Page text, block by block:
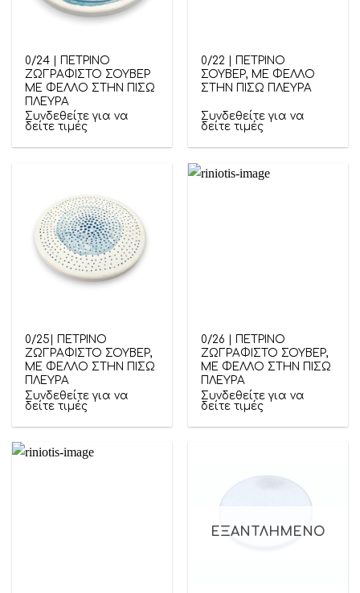
0/24 | ΠΕΤΡΙΝΟ
ΖΩΓΡΑΦΙΣΤΟ ΣΟΥΒΕΡ
ΜΕ ΦΕΛΛΟ ΣΤΗΝ ΠΙΣΩ
ΠΛΕΥΡΑ
Συνδεθείτε για να
δείτε τιμές
0/22 | ΠΕΤΡΙΝΟ
ΣΟΥΒΕΡ, ΜΕ ΦΕΛΛΟ
ΣΤΗΝ ΠΙΣΩ ΠΛΕΥΡΑ
Συνδεθείτε για να
δείτε τιμές
0/25| ΠΕΤΡΙΝΟ
ΖΩΓΡΑΦΙΣΤΟ ΣΟΥΒΕΡ,
ΜΕ ΦΕΛΛΟ ΣΤΗΝ ΠΙΣΩ
ΠΛΕΥΡΑ
Συνδεθείτε για να
δείτε τιμές
0/26 | ΠΕΤΡΙΝΟ
ΖΩΓΡΑΦΙΣΤΟ ΣΟΥΒΕΡ,
ΜΕ ΦΕΛΛΟ ΣΤΗΝ ΠΙΣΩ
ΠΛΕΥΡΑ
Συνδεθείτε για να
δείτε τιμές
ΕΞΑΝΤΛΗΜΈΝΟ